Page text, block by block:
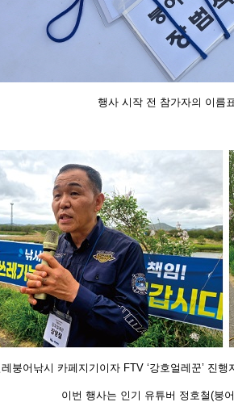
행사 시작 전 참가자의 이름
레붕어낚시 카페지기이자 FTV ‘강호얼레꾼’ 진행
이번 행사는 인기 유튜버 정호철(붕